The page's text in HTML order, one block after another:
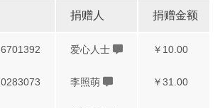
捐赠人 捐赠金额
爱心人士 ￥10.00
李照萌 ￥31.00